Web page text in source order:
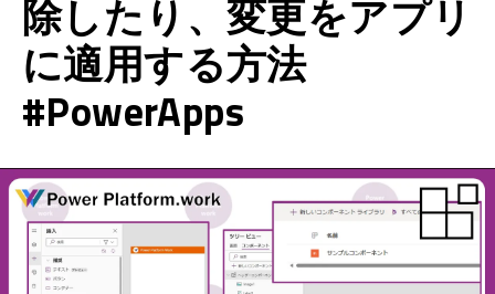
除したり、変更をアプリ
に適用する方法
#PowerApps